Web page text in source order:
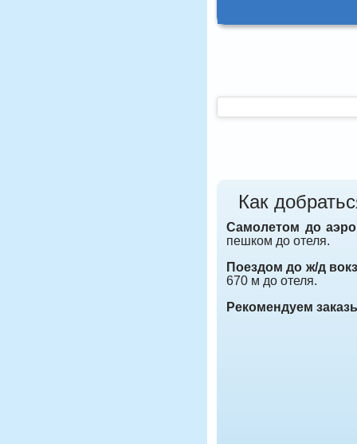
Как
Самолетом до
пешком до отеля.
Поездом до ж/д
670 м до отеля.
Рекомендуем